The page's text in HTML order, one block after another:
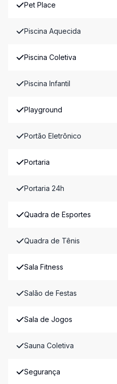
Pet Place
Piscina Aquecida
Piscina Coletiva
Piscina Infantil
Playground
Portão Eletrônico
Portaria
Portaria 24h
Quadra de Esportes
Quadra de Tênis
Sala Fitness
Salão de Festas
Sala de Jogos
Sauna Coletiva
Segurança